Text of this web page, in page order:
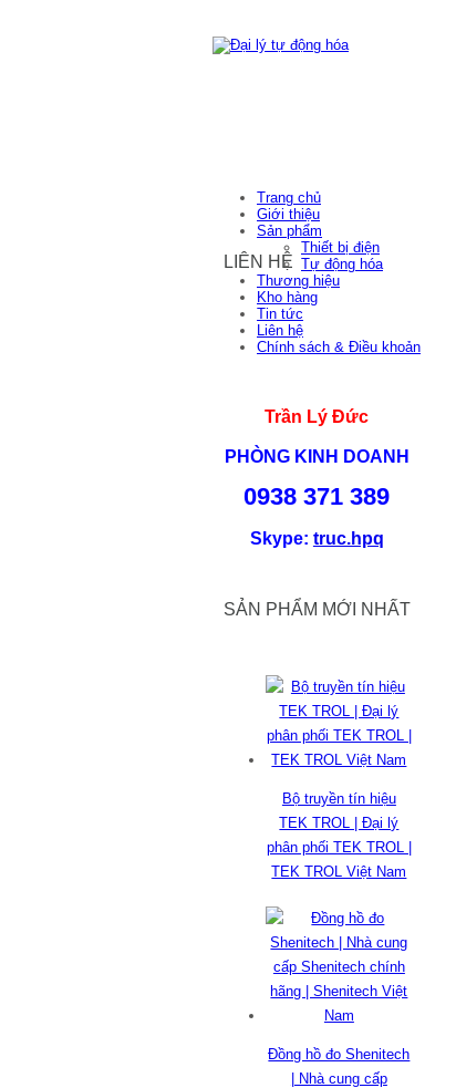
LIÊN HỆ
Trần Lý Đức
PHÒNG KINH DOANH
0938 371 389
Skype: truc.hpq
SẢN PHẨM MỚI NHẤT
Bộ truyền tín hiệu
TEK TROL | Đại lý
phân phối TEK TROL |
TEK TROL Việt Nam
Đồng hồ đo Shenitech
| Nhà cung cấp
Trang chủ
Giới thiệu
Sản phẩm
Thiết bị điện
Tự động hóa
Thương hiệu
Kho hàng
Tin tức
Liên hệ
Chính sách & Điều khoản